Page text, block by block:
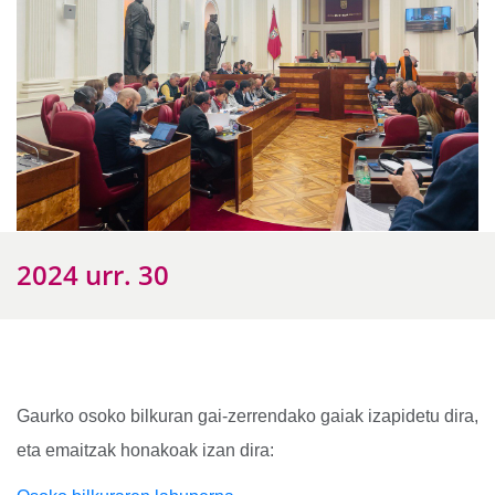
2024 urr. 30
Gaurko osoko bilkuran gai-zerrendako gaiak izapidetu dira,
eta emaitzak honakoak izan dira: